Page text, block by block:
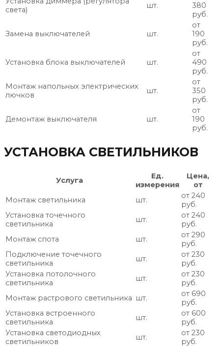
света)
шт.
380
руб.
Замена выключателей шт.
от
190
руб.
Установка блока выключателей шт.
от
490
руб.
Монтаж напольных электрических
лючков
шт.
от
350
руб.
Демонтаж выключателя шт.
от
190
руб.
УСТАНОВКА СВЕТИЛЬНИКОВ
Услуга
Ед.
измерения
Цена,
от
Монтаж светильника
шт.
от 240
руб.
Установка точечного
светильника
шт.
от 240
руб.
Монтаж спота
шт.
от 290
руб.
Подключение точечного
светильника
шт.
от 230
руб.
Установка потолочного
светильника
шт.
от 230
руб.
Монтаж растрового светильника шт.
от 690
руб.
Установка встроенного
светильника
шт.
от 600
руб.
Установка светодиодных
светильников
шт.
от 230
руб.